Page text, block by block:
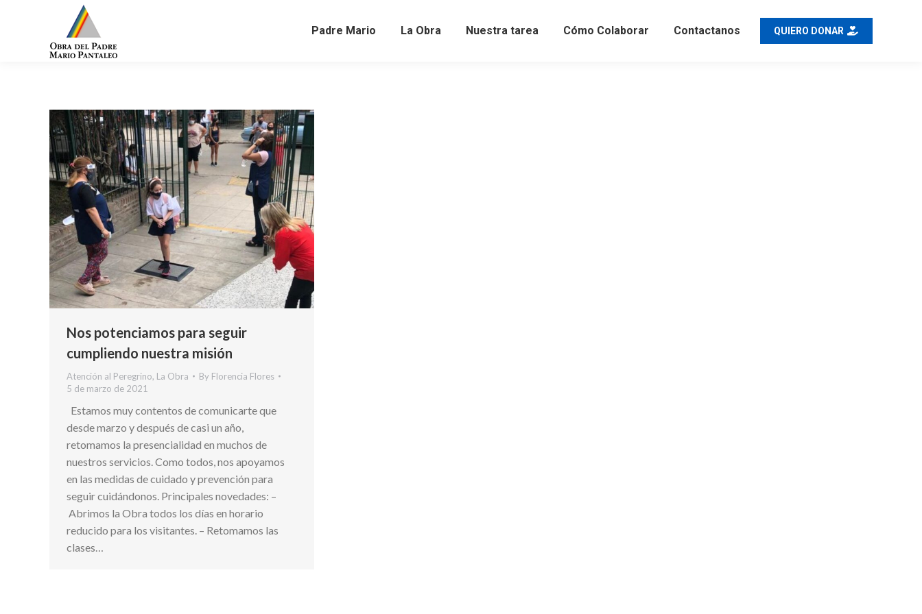
Padre Mario La Obra Nuestra tarea Cómo Colaborar Contactanos QUIERO DONAR
Nos potenciamos para seguir
cumpliendo nuestra misión
Atención al Peregrino, La Obra By Florencia Flores
5 de marzo de 2021
Estamos muy contentos de comunicarte que
desde marzo y después de casi un año,
retomamos la presencialidad en muchos de
nuestros servicios. Como todos, nos apoyamos
en las medidas de cuidado y prevención para
seguir cuidándonos. Principales novedades: –
Abrimos la Obra todos los días en horario
reducido para los visitantes. – Retomamos las
clases…